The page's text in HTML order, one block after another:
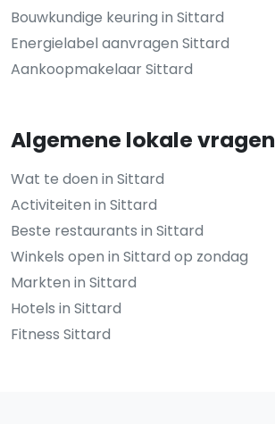
Bouwkundige keuring in Sittard
Energielabel aanvragen Sittard
Aankoopmakelaar Sittard
Algemene lokale vragen
Wat te doen in Sittard
Activiteiten in Sittard
Beste restaurants in Sittard
Winkels open in Sittard op zondag
Markten in Sittard
Hotels in Sittard
Fitness Sittard